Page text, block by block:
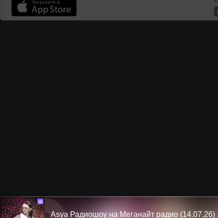
Ш
Asya Радиошоу на Меганайт радио (14.07.26)